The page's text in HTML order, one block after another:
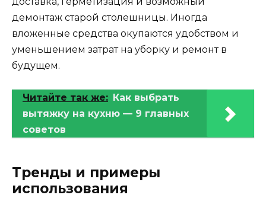
демонтаж старой столешницы. Иногда
вложенные средства окупаются удобством и
уменьшением затрат на уборку и ремонт в
будущем.
Читайте так же: Как выбрать
вытяжку на кухню — 9 главных
советов
Тренды и примеры
использования